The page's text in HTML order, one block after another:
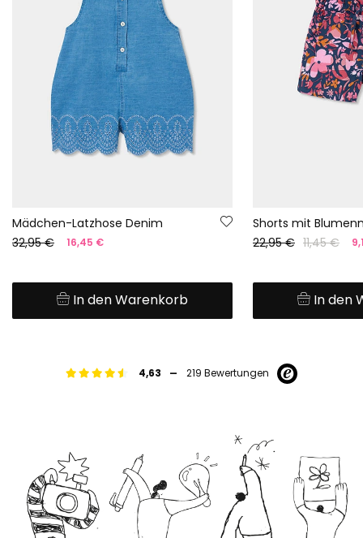
Mädchen-Latzhose Denim
32,95 €
16,45 €
In den Warenkorb
Shorts mit
22,95 € 11,45 €
In den
4,63 - 219 Bewertungen